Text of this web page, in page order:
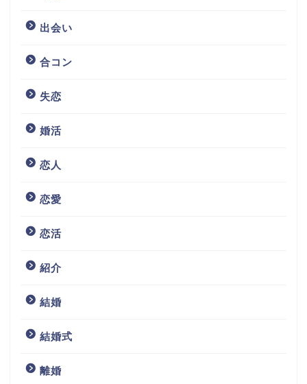
出会い
合コン
失恋
婚活
恋人
恋愛
恋活
紹介
結婚
結婚式
離婚